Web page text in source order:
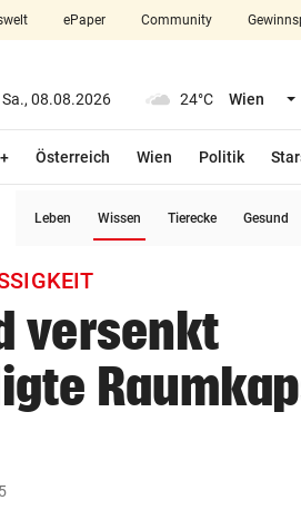
closeSchließen
arrow_right
arrow_right
ePaper Community
aufklappen
Sa., 08.08.2026 24°C Wien
Österreich Wien Politik
Leben Wissen Tierecke Gesund
versenkt